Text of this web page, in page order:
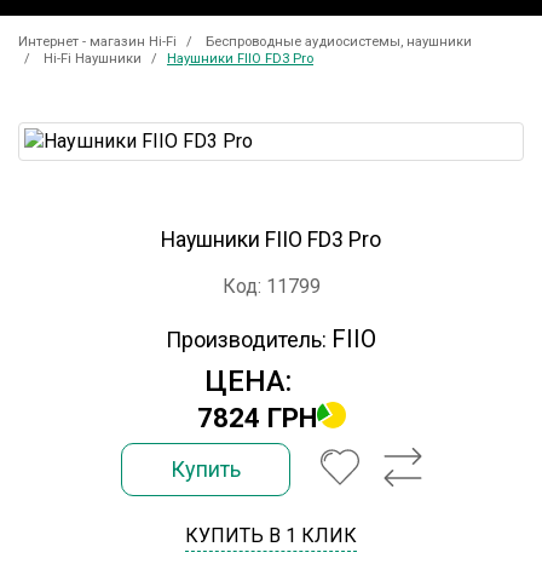
Интернет - магазин Hi-Fi
Беспроводные аудиосистемы, наушники
Hi-Fi Наушники
Наушники FIIO FD3 Pro
Наушники FIIO FD3 Pro
Код: 11799
Производитель: FIIO
ЦЕНА:
7824 ГРН
Купить
КУПИТЬ В 1 КЛИК